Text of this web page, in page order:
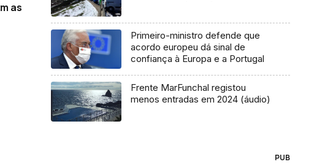
as
Primeiro-ministro defende que
acordo europeu dá sinal de
confiança à Europa e a Portugal
Frente MarFunchal registou
menos entradas em 2024 (áudio)
PUB